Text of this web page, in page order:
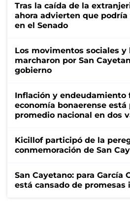
Tras la caída de la
ahora advierten que podría
en el Senado
Los movimentos sociales y
marcharon por San
gobierno
Inflación y endeudamiento
economía bonaerense está
promedio nacional en dos
Kicillof participó de la
conmemoración de San
San Cayetano: para García
está cansado de